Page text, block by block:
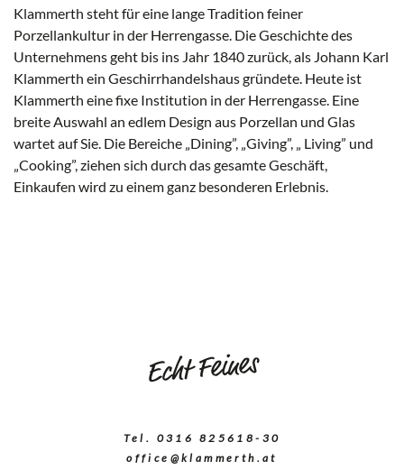
(c)
Klammerth
Klammerth steht für eine lange Tradition feiner
Porzellankultur in der Herrengasse. Die Geschichte des
Unternehmens geht bis ins Jahr 1840 zurück, als Johann Karl
Klammerth ein Geschirrhandelshaus gründete. Heute ist
Klammerth eine fixe Institution in der Herrengasse. Eine
breite Auswahl an edlem Design aus Porzellan und Glas
wartet auf Sie. Die Bereiche „Dining”, „Giving”, „ Living” und
„Cooking”, ziehen sich durch das gesamte Geschäft,
Einkaufen wird zu einem ganz besonderen Erlebnis.
Echt Feines
Tel. 0316 825618-30
office@klammerth.at